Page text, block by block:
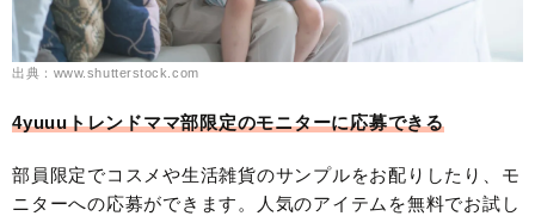
出典：www.shutterstock.com
4yuuuトレンドママ部限定のモニターに応募できる
部員限定でコスメや生活雑貨のサンプルをお配りしたり、モ
ニターへの応募ができます。人気のアイテムを無料でお試し